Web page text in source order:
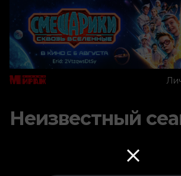
Неизвестный